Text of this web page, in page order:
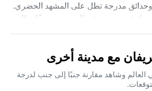
مدرجة تطل على المشهد الحضري.
وادٍ عميق يمتد عبر المدينة، مضيفًا بعدًا
مع التراث الأورارتي القديم.
يسود يريفان مناخ شبه جاف بارد وفق تصنيف كوبن (BSk)،
مع مدينة أخرى
وشاهد مقارنة جنبًا إلى جنب لدرجة